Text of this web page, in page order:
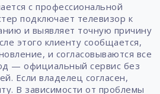
с профессиональной
подключает телевизор к
и выявляет точную причину
этого клиенту сообщается,
и согласовываются все
— официальный сервис без
Если владелец согласен,
В зависимости от проблемы